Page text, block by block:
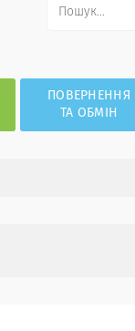
ПОВЕРНЕННЯ
ТА ОБМІН